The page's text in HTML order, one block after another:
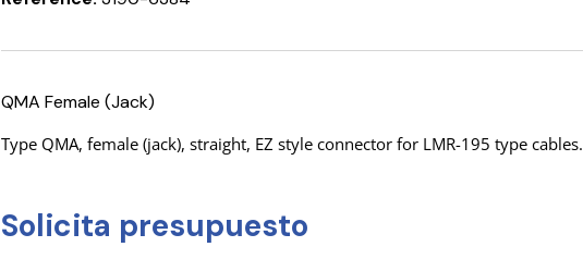
QMA Female (Jack)
Type QMA, female (jack), straight, EZ style connector for LMR-195 type cables.
Solicita presupuesto